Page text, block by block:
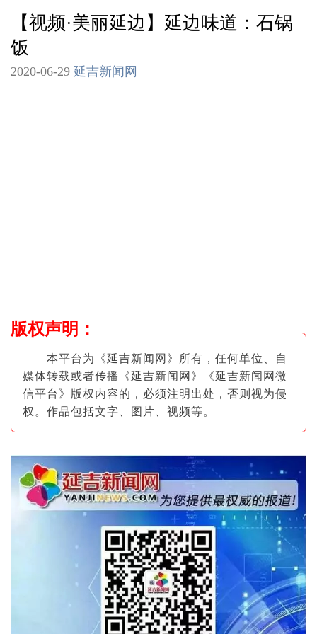
【视频·美丽延边】延边味道：石锅
饭
2020-06-29 延吉新闻网
版权声明：
本平台为《延吉新闻网》所有，任何单位、自
媒体转载或者传播《延吉新闻网》《延吉新闻网微
信平台》版权内容的，必须注明出处，否则视为侵
权。作品包括文字、图片 、视频等。